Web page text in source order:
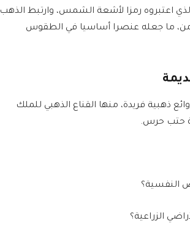
اعتبروه رمزا لأشعة الشمس، وارتبط الذهب
ما جعله عنصرا أساسيا في الطقوس
ذهبية فريدة، منها القناع الذهبي للملك
حتب حرس.
النفسية؟
الزراعية؟